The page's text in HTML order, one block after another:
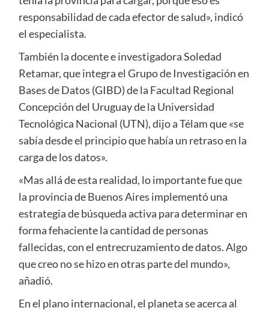
responsabilidad de cada efector de salud», indicó
el especialista.
También la docente e investigadora Soledad
Retamar, que integra el Grupo de Investigación en
Bases de Datos (GIBD) de la Facultad Regional
Concepción del Uruguay de la Universidad
Tecnológica Nacional (UTN), dijo a Télam que «se
sabía desde el principio que había un retraso en la
carga de los datos».
«Mas allá de esta realidad, lo importante fue que
la provincia de Buenos Aires implementó una
estrategia de búsqueda activa para determinar en
forma fehaciente la cantidad de personas
fallecidas, con el entrecruzamiento de datos. Algo
que creo no se hizo en otras parte del mundo»,
añadió.
En el plano internacional, el planeta se acerca al